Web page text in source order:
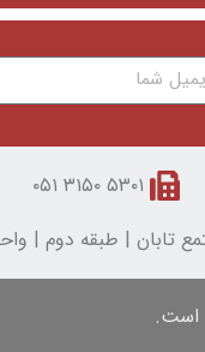
۵۳۰۱ ۳۱۵۰ ۰۵۱